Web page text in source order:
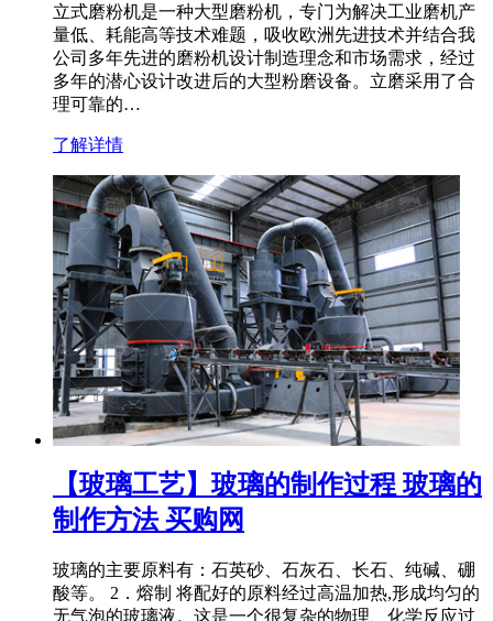
立式磨粉机是一种大型磨粉机，专门为解决工业磨机产
量低、耗能高等技术难题，吸收欧洲先进技术并结合我
公司多年先进的磨粉机设计制造理念和市场需求，经过
多年的潜心设计改进后的大型粉磨设备。立磨采用了合
理可靠的…
了解详情
【玻璃工艺】玻璃的制作过程 玻璃的
制作方法 买购网
玻璃的主要原料有：石英砂、石灰石、长石、纯碱、硼
酸等。 2．熔制 将配好的原料经过高温加热,形成均匀的
无气泡的玻璃液。这是一个很复杂的物理、化学反应过